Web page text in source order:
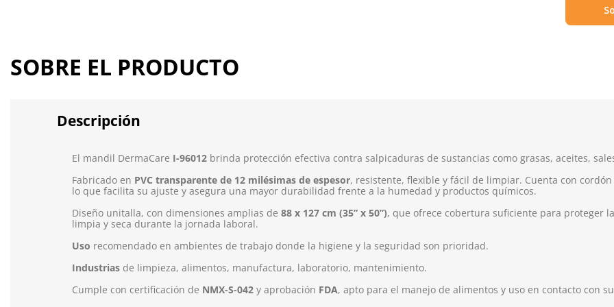
SOBRE EL PRODUCTO
Descripción
El mandil DermaCare I-96012 brinda protección efectiva contra salpicaduras de sustancias como grasas, aceites,
Fabricado en PVC transparente de 12 milésimas de espesor, resistente, flexible y fácil de limpiar. Cuenta con
lo que facilita su ajuste y asegura una mayor durabilidad frente a la humedad y productos químicos.
Diseño unitalla, con dimensiones amplias de 88 x 127 cm (35” x 50”), que ofrece cobertura suficiente para proteger
limpia y seca durante la jornada laboral.
Uso recomendado en ambientes de trabajo donde la higiene y la seguridad son prioridad.
Industrias de limpieza, alimentos, manufactura, laboratorio, mantenimiento.
Cumple con certificación de NMX-S-042 y aprobación FDA, apto para el manejo de alimentos y uso en contacto con